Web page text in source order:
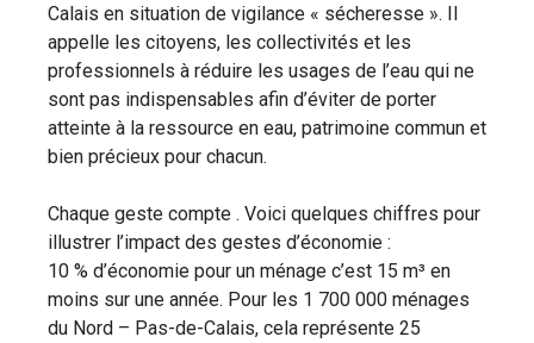
Calais en situation de vigilance « sécheresse ». Il
appelle les citoyens, les collectivités et les
professionnels à réduire les usages de l’eau qui ne
sont pas indispensables afin d’éviter de porter
atteinte à la ressource en eau, patrimoine commun et
bien précieux pour chacun.
Chaque geste compte . Voici quelques chiffres pour
illustrer l’impact des gestes d’économie :
10 % d’économie pour un ménage c’est 15 m³ en
moins sur une année. Pour les 1 700 000 ménages
du Nord – Pas-de-Calais, cela représente 25